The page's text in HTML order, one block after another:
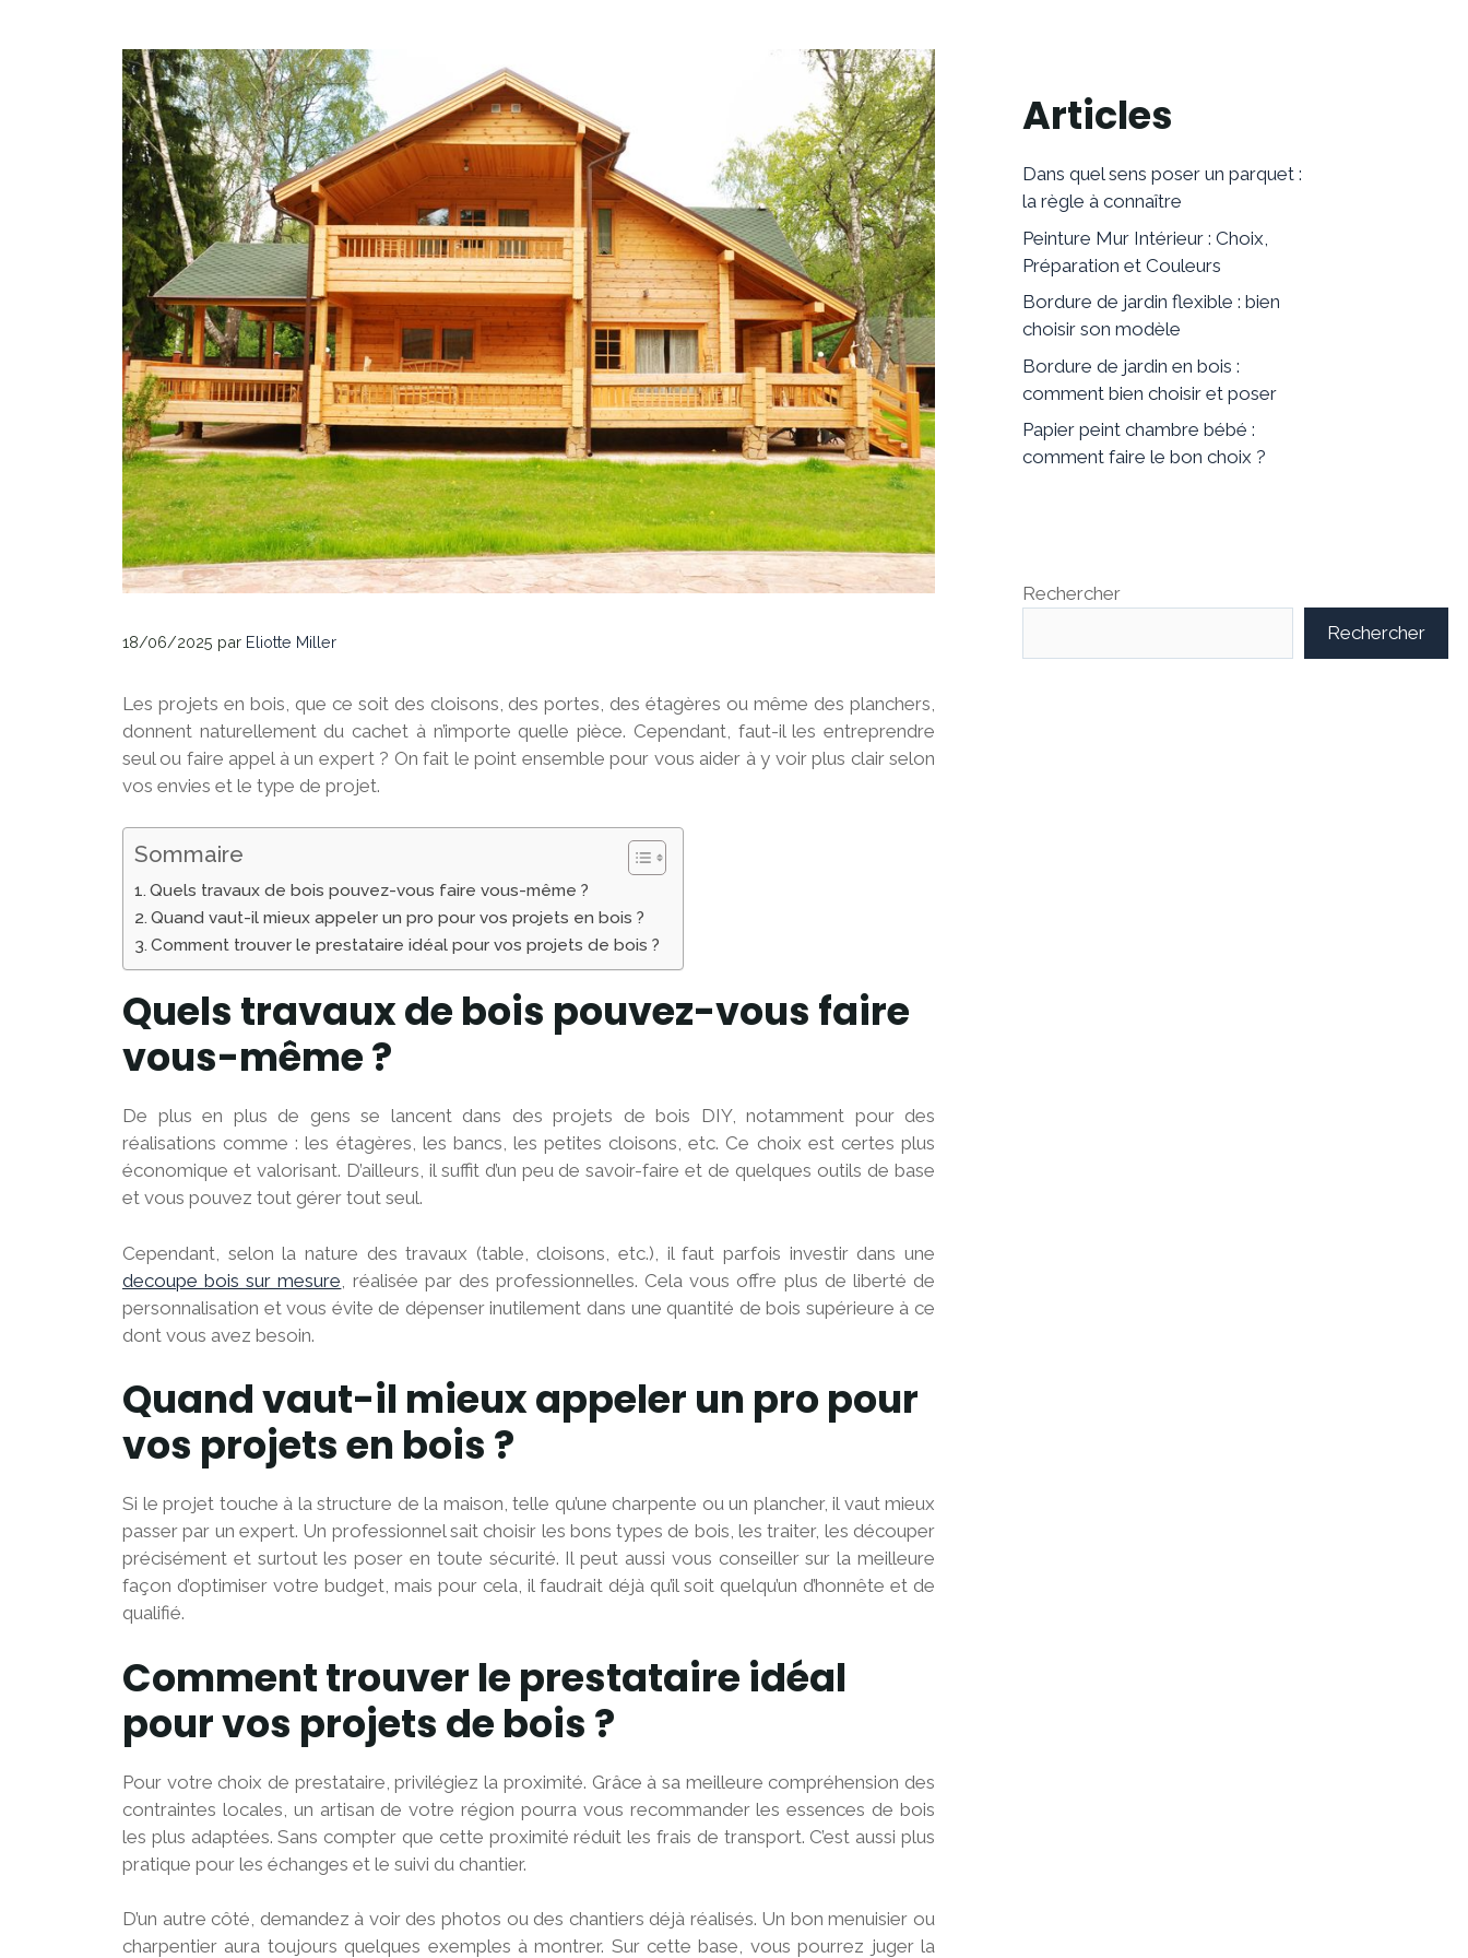
18/06/2025 par Eliotte Miller
Les projets en bois, que ce soit des cloisons, des portes, des étagères ou même des planchers,
donnent naturellement du cachet à n’importe quelle pièce. Cependant, faut-il les entreprendre
seul ou faire appel à un expert ? On fait le point ensemble pour vous aider à y voir plus clair selon
vos envies et le type de projet.
Sommaire
Quels travaux de bois pouvez-vous faire vous-même ?
Quand vaut-il mieux appeler un pro pour vos projets en bois ?
Comment trouver le prestataire idéal pour vos projets de bois ?
Quels travaux de bois pouvez-vous faire
vous-même ?
De plus en plus de gens se lancent dans des projets de bois DIY, notamment pour des
réalisations comme : les étagères, les bancs, les petites cloisons, etc. Ce choix est certes plus
économique et valorisant. D’ailleurs, il suffit d’un peu de savoir-faire et de quelques outils de base
et vous pouvez tout gérer tout seul.
Cependant, selon la nature des travaux (table, cloisons, etc.), il faut parfois investir dans une
decoupe bois sur mesure , réalisée par des professionnelles. Cela vous offre plus de liberté de
personnalisation et vous évite de dépenser inutilement dans une quantité de bois supérieure à ce
dont vous avez besoin.
Quand vaut-il mieux appeler un pro pour
vos projets en bois ?
Si le projet touche à la structure de la maison, telle qu’une charpente ou un plancher, il vaut mieux
passer par un expert. Un professionnel sait choisir les bons types de bois, les traiter, les découper
précisément et surtout les poser en toute sécurité. Il peut aussi vous conseiller sur la meilleure
façon d’optimiser votre budget, mais pour cela, il faudrait déjà qu’il soit quelqu’un d’honnête et de
qualifié.
Comment trouver le prestataire idéal
pour vos projets de bois ?
Pour votre choix de prestataire, privilégiez la proximité. Grâce à sa meilleure compréhension des
contraintes locales, un artisan de votre région pourra vous recommander les essences de bois
les plus adaptées. Sans compter que cette proximité réduit les frais de transport. C’est aussi plus
pratique pour les échanges et le suivi du chantier.
D’un autre côté, demandez à voir des photos ou des chantiers déjà réalisés. Un bon menuisier ou
charpentier aura toujours quelques exemples à montrer. Sur cette base, vous pourrez juger la
Articles
Dans quel sens poser un parquet :
la règle à connaître
Peinture Mur Intérieur : Choix,
Préparation et Couleurs
Bordure de jardin flexible : bien
choisir son modèle
Bordure de jardin en bois :
comment bien choisir et poser
Papier peint chambre bébé :
comment faire le bon choix ?
Rechercher
Rechercher